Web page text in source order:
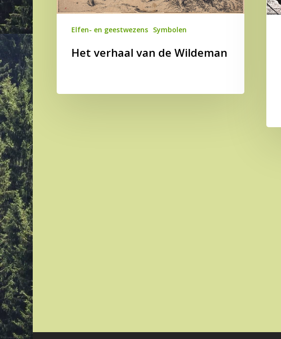
Elfen- en geestwezens Symbolen
Het verhaal van de Wildeman